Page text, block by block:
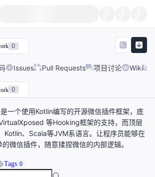
0
Issues Pull Requests 项目讨论 Wiki
0
一个使用Kotlin编写的开源微信插件框架，底
等Hooking框架的支持，而顶层
Kotlin、Scala等JVM系语言。让程序员能够在
微信插件，随意揉捏微信的内部逻辑。
Tags 0